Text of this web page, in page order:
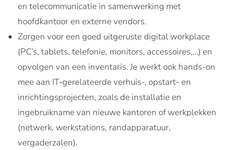
en telecommunicatie in samenwerking met
hoofdkantoor en externe vendors.
Zorgen voor een goed uitgeruste digital workplace
(PC’s, tablets, telefonie, monitors, accessoires,…) en
opvolgen van een inventaris. Je werkt ook hands-on
mee aan IT‑gerelateerde verhuis-, opstart- en
inrichtingsprojecten, zoals de installatie en
ingebruikname van nieuwe kantoren of werkplekken
(netwerk, werkstations, randapparatuur,
vergaderzalen).